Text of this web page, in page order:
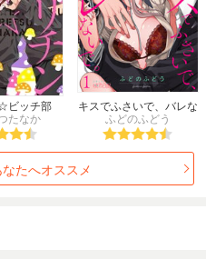
2004年夏
2004年秋
2003年夏
2003年秋
2002年夏
2002年秋
2001年夏
2001年秋
1998年
1997年
1994年
1993年
1990年
1989年
1986年
ビッチ部
たなか
キスでふさいで、バレな
いで。
ふどのふどう
たへオススメ